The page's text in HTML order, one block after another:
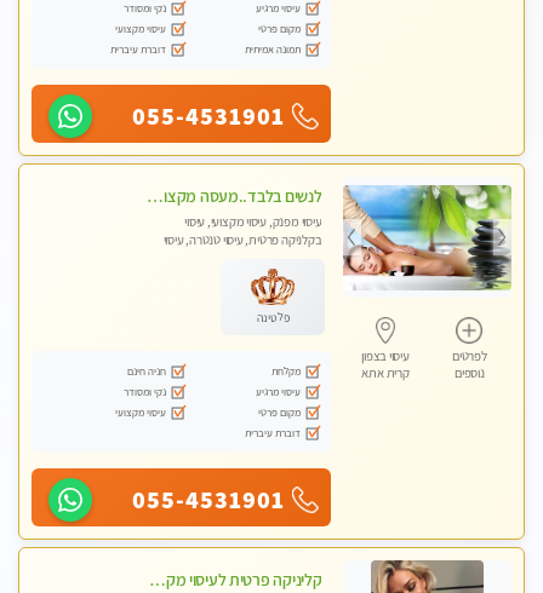
עיסוי מרגיע
נקי ומסודר
מקום פרטי
עיסוי מקצועי
תמונה אמיתית
דוברת עיברית
055-4531901
לפרטים
נוספים
עיסוי בצפון
קרית אתא
לנשים בלבד..מעסה מקצועי לנשים בלבד
עיסוי מפנק, עיסוי מקצועי, עיסוי
בקלניקה פרטית, עיסוי טנטרה, עיסוי
פלטינה
מקלחת
חניה חינם
עיסוי מרגיע
נקי ומסודר
מקום פרטי
עיסוי מקצועי
דוברת עיברית
055-4531901
קליניקה פרטית לעיסוי מקצועי ואלטרנטיבי ברמה גבוהה VIP תתקשר ..... highly recommended..new in the city